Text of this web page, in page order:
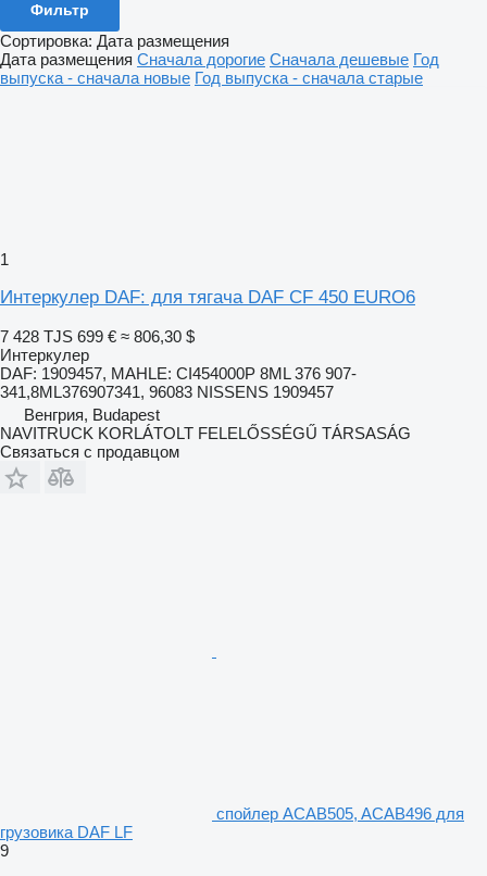
Фильтр
Сортировка: Дата размещения
Дата размещения Сначала дорогие Сначала дешевые Год
выпуска - сначала новые Год выпуска - сначала старые
1
Интеркулер DAF: для тягача DAF CF 450 EURO6
7 428 TJS 699 € ≈ 806,30 $
Интеркулер
DAF: 1909457, MAHLE: CI454000P 8ML 376 907-
341,8ML376907341, 96083 NISSENS 1909457
Венгрия, Budapest
NAVITRUCK KORLÁTOLT FELELŐSSÉGŰ TÁRSASÁG
Связаться с продавцом
спойлер ACAB505, ACAB496 для
грузовика DAF LF
9